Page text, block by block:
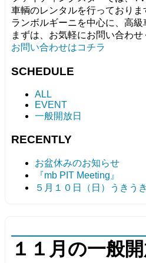
車輌のレンタルを行っておりま
ランボルギーニを中心に、高
まずは、お気軽にお問い合わせ
お問い合わせはコチラ
SCHEDULE
ALL
EVENT
一般開放日
RECENTLY
お盆休みのお知らせ
『mb PIT Meeting』
５月１０日（日）うきう
１１月の一般